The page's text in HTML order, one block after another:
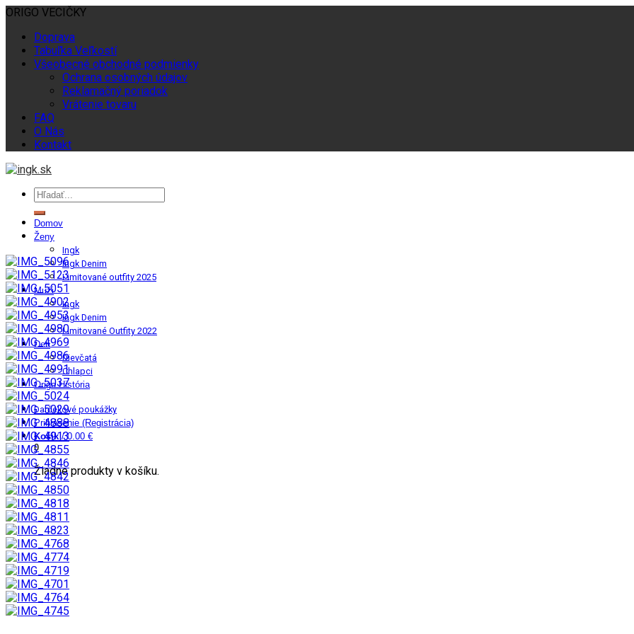
ORIGO VECIČKY
Doprava
Tabuľka Veľkostí
Všeobecné obchodné podmienky
Ochrana osobných údajov
Reklamačný poriadok
Vrátenie tovaru
FAQ
O Nás
Kontakt
Domov
Ženy
Ingk
Ingk Denim
Limitované outfity 2025
Muži
Ingk
Ingk Denim
Limitované Outfity 2022
Deti
Dievčatá
Chlapci
Origo História
Darčekové poukážky
Prihlásenie (Registrácia)
Košík /0.00 €
0
Žiadne produkty v košíku.